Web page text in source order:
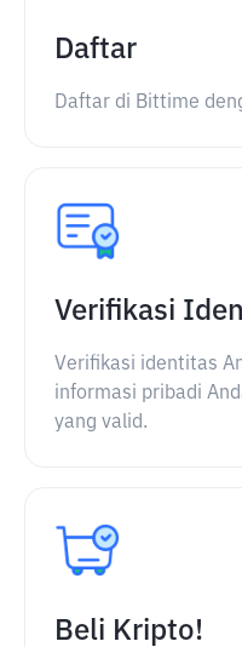
Daftar
Daftar di Bittime
Verifikasi
Verifikasi identitas
informasi pribadi
yang valid.
Beli Kripto!